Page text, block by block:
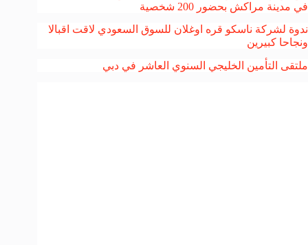
في مدينة مراكش بحضور 200 شخصية
ندوة لشركة ناسكو قره اوغلان للسوق السعودي لاقت اقبالا
ونجاحا كبيرين
ملتقى التأمين الخليجي السنوي العاشر في دبي